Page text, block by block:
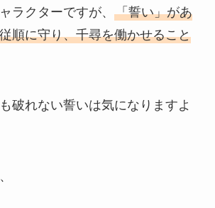
ラクターですが、 「誓い」があ
順に守り、千尋を働かせること
破れない誓いは気になりますよ